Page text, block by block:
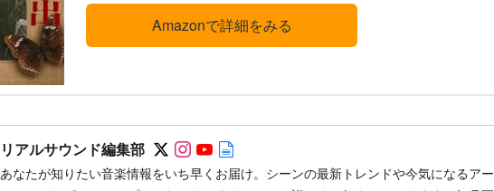
Amazonで詳細をみる
リアルサウンド編集部 Follow on SNS
Follow on SNS
Follow on SNS
あなたが知りたい音楽情報をいち早くお届け。シーンの最新トレンドや今気になるアー